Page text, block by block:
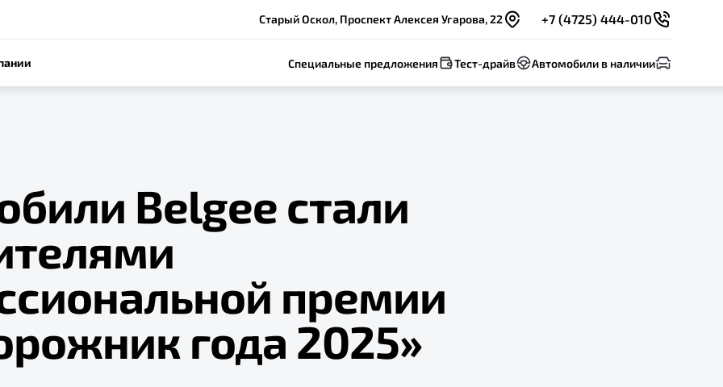
Старый Оскол, Проспект Алексея Угарова, 22 +7 (4725) 444-010
Специальные предложения Тест-драйв Автомобили в наличии
Belgee стали
премии
года 2025»